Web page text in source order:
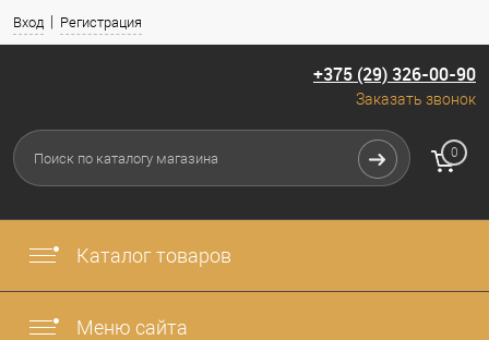
Вход Регистрация
+375 (29) 326-00-90
Заказать звонок
Меню сайта
Каталог товаров
0